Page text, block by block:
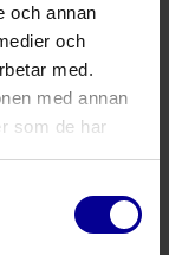
och annan
och
med.
med annan
som de har
Suction
Suction
Suction
Suction